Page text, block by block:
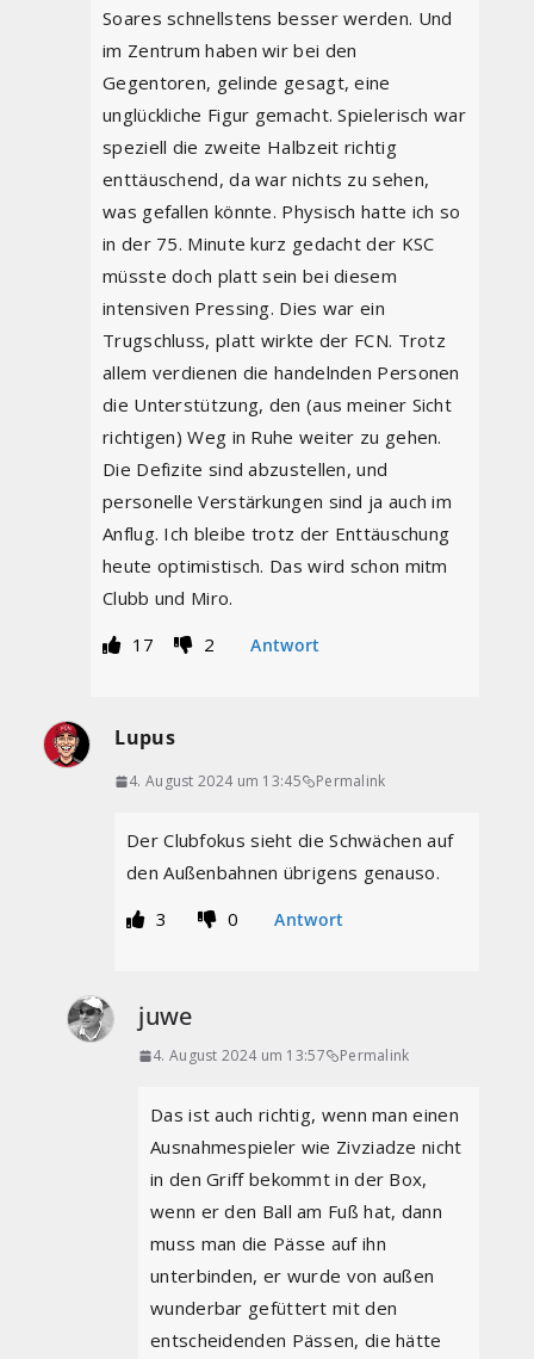
Soares schnellstens besser werden. Und
im Zentrum haben wir bei den
Gegentoren, gelinde gesagt, eine
unglückliche Figur gemacht. Spielerisch war
speziell die zweite Halbzeit richtig
enttäuschend, da war nichts zu sehen,
was gefallen könnte. Physisch hatte ich so
in der 75. Minute kurz gedacht der KSC
müsste doch platt sein bei diesem
intensiven Pressing. Dies war ein
Trugschluss, platt wirkte der FCN. Trotz
allem verdienen die handelnden Personen
die Unterstützung, den (aus meiner Sicht
richtigen) Weg in Ruhe weiter zu gehen.
Die Defizite sind abzustellen, und
personelle Verstärkungen sind ja auch im
Anflug. Ich bleibe trotz der Enttäuschung
heute optimistisch. Das wird schon mitm
Clubb und Miro.
17
2 Antwort
Lupus
4. August 2024 um 13:45 Permalink
Der Clubfokus sieht die Schwächen auf
den Außenbahnen übrigens genauso.
3
0 Antwort
juwe
4. August 2024 um 13:57 Permalink
Das ist auch richtig, wenn man einen
Ausnahmespieler wie Zivziadze nicht
in den Griff bekommt in der Box,
wenn er den Ball am Fuß hat, dann
muss man die Pässe auf ihn
unterbinden, er wurde von außen
wunderbar gefüttert mit den
entscheidenden Pässen, die hätte